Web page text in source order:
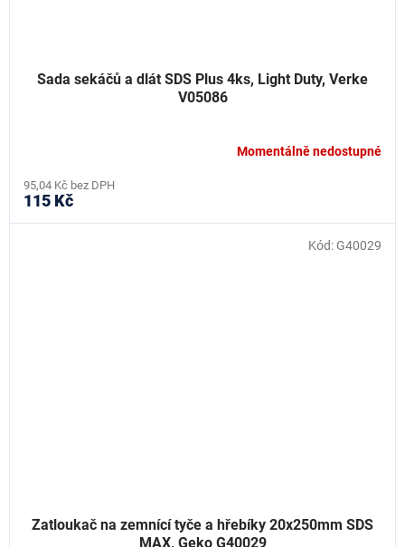
Sada sekáčů a dlát SDS Plus 4ks, Light Duty, Verke
V05086
Momentálně nedostupné
95,04 Kč bez DPH
115 Kč
Zatloukač na zemnící tyče a hřebíky 20x250mm SDS
MAX, Geko G40029
Kód: G40029